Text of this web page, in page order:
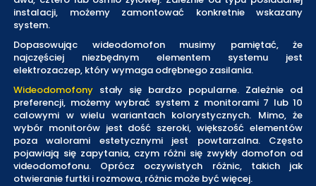
instalacji, możemy zamontować konkretnie wskazany
system.
Dopasowując wideodomofon musimy pamiętać, że
najczęściej niezbędnym elementem systemu jest
elektrozaczep, który wymaga odrębnego zasilania.
Wideodomofony stały się bardzo popularne. Zależnie od
preferencji, możemy wybrać system z monitorami 7 lub 10
calowymi w wielu wariantach kolorystycznych. Mimo, że
wybór monitorów jest dość szeroki, większość elementów
poza walorami estetycznymi jest powtarzalna. Często
pojawiają się zapytania, czym różni się zwykły domofon od
videodomofonu. Oprócz oczywistych różnic, takich jak
otwieranie furtki i rozmowa, różnic może być więcej.